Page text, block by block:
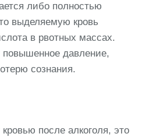
либо полностью
выделяемую кровь
в рвотных массах.
повышенное давление,
сознания.
после алкоголя, это